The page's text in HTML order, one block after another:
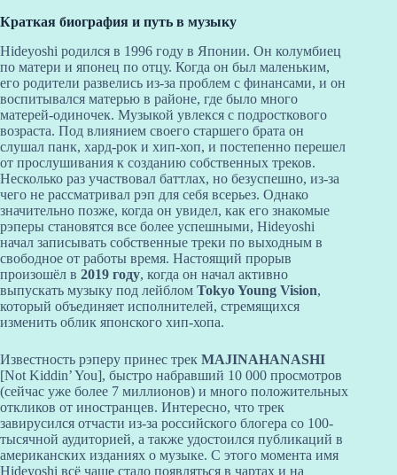
Краткая биография и путь в музыку
Hideyoshi родился в 1996 году в Японии. Он колумбиец
по матери и японец по отцу. Когда он был маленьким,
его родители развелись из-за проблем с финансами, и он
воспитывался матерью в районе, где было много
матерей-одиночек. Музыкой увлекся с подросткового
возраста. Под влиянием своего старшего брата он
слушал панк, хард-рок и хип-хоп, и постепенно перешел
от прослушивания к созданию собственных треков.
Несколько раз участвовал баттлах, но безуспешно, из-за
чего не рассматривал рэп для себя всерьез. Однако
значительно позже, когда он увидел, как его знакомые
рэперы становятся все более успешными, Hideyoshi
начал записывать собственные треки по выходным в
свободное от работы время. Настоящий прорыв
произошёл в 2019 году, когда он начал активно
выпускать музыку под лейблом Tokyo Young Vision,
который объединяет исполнителей, стремящихся
изменить облик японского хип-хопа.
Известность рэперу принес трек MAJINAHANASHI
[Not Kiddin’ You], быстро набравший 10 000 просмотров
(сейчас уже более 7 миллионов) и много положительных
откликов от иностранцев. Интересно, что трек
завирусился отчасти из-за российского блогера со 100-
тысячной аудиторией, а также удостоился публикаций в
американских изданиях о музыке. С этого момента имя
Hideyoshi всё чаще стало появляться в чартах и на